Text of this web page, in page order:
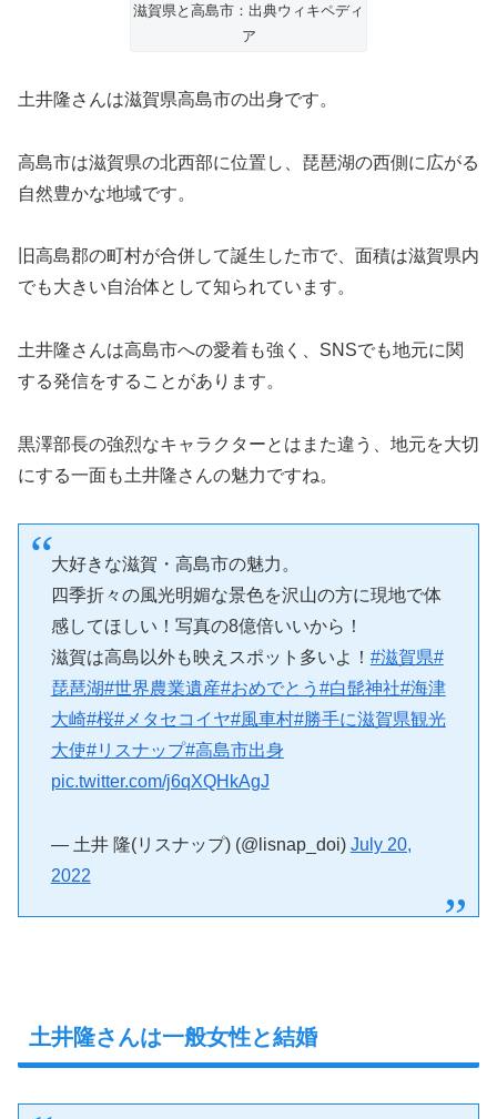
滋賀県と高島市：出典ウィキペディ
ア
土井隆さんは滋賀県高島市の出身です。
高島市は滋賀県の北西部に位置し、琵琶湖の西側に広がる
自然豊かな地域です。
旧高島郡の町村が合併して誕生した市で、面積は滋賀県内
でも大きい自治体として知られています。
土井隆さんは高島市への愛着も強く、SNSでも地元に関
する発信をすることがあります。
黒澤部長の強烈なキャラクターとはまた違う、地元を大切
にする一面も土井隆さんの魅力ですね。
大好きな滋賀・高島市の魅力。
四季折々の風光明媚な景色を沢山の方に現地で体
感してほしい！写真の8億倍いいから！
滋賀は高島以外も映えスポット多いよ！ #滋賀県#
琵琶湖#世界農業遺産#おめでとう #白髭神社#海津
大崎#桜#メタセコイヤ#風車村#勝手に滋賀県観光
大使#リスナップ#高島市出身
pic.twitter.com/j6qXQHkAgJ
— 土井 隆(リスナップ) (@lisnap_doi) July 20,
2022
土井隆さんは一般女性と結婚